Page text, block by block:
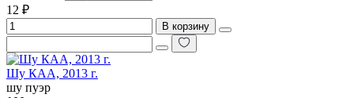
12 ₽
В корзину
Шу КАА, 2013 г.
шу пуэр